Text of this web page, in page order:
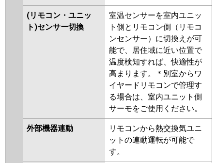
(リモコン・ユニッ
ト)センサー切換
室温センサーを室内ユニッ
ト側とリモコン側（リモコ
ンセンサー）に切換えが可
能で、居住域に近い位置で
温度検知すれば、快適性が
高まります。＊別室からワ
イヤードリモコンで管理す
る場合は、室内ユニット側
サーモをご使用ください。
外部機器連動
リモコンから熱交換気ユニ
ットの連動運転が可能で
す。